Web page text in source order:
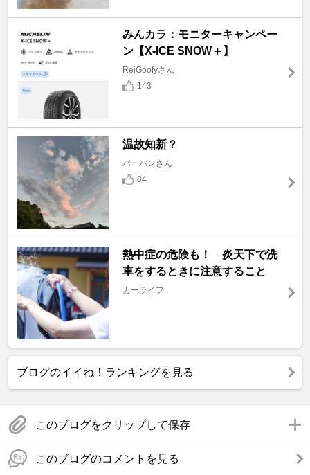
みんカラ：モニターキャンペー
ン【X-ICE SNOW＋】
ReiGoofyさん
143
温故知新？
バーバンさん
84
熱中症の危険も！ 炎天下で洗
車をするときに注意すること
カーライフ
ブログのイイね！ランキングを見る
このブログをクリップして保存
このブログのコメントを見る